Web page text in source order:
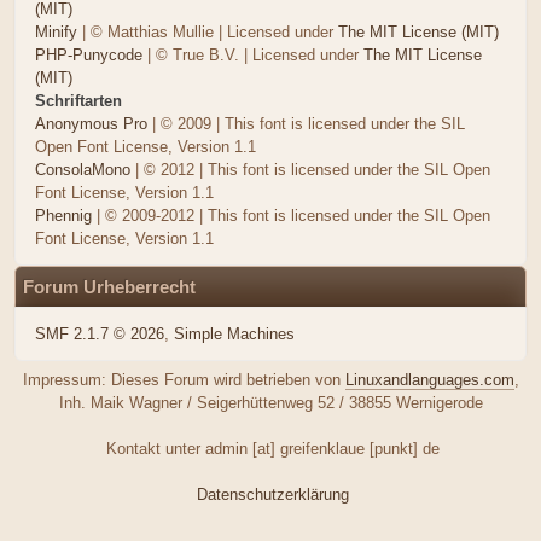
(MIT)
Minify | © Matthias Mullie | Licensed under The MIT License (MIT)
PHP-Punycode | © True B.V. | Licensed under The MIT License
(MIT)
Schriftarten
Anonymous Pro | © 2009 | This font is licensed under the SIL
Open Font License, Version 1.1
ConsolaMono | © 2012 | This font is licensed under the SIL Open
Font License, Version 1.1
Phennig | © 2009-2012 | This font is licensed under the SIL Open
Font License, Version 1.1
Forum Urheberrecht
SMF 2.1.7 © 2026 Simple Machines
Impressum: Dieses Forum wird betrieben von Linuxandlanguages.com
Inh. Maik Wagner / Seigerhüttenweg 52 / 38855 Wernigerode
Kontakt unter admin [at] greifenklaue [punkt] de
Datenschutzerklärung